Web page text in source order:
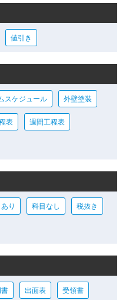
値引き
スケジュール 外壁塗装
表 週間工程表
り 科目なし 税抜き
出面表 受領書